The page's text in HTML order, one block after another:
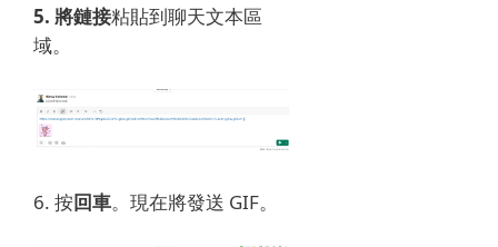
5. 將鏈接粘貼到聊天文本區
域。
6. 按回車。 現在將發送 GIF。